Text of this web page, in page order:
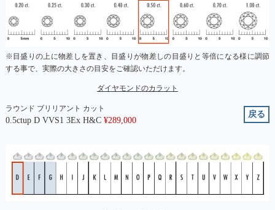
※目盛りの上に物差しを置き、目盛りが物差しの目盛りと等倍になる様に調節
する事で、実際の大きさの目安をご確認いただけます。
ダイヤモンドのカラット
ラウンド ブリリアント カット
0.5ctup D VVS1 3Ex H&C ¥289,000
戻る